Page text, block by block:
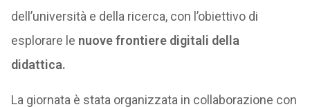
dell’università e della ricerca, con l’obiettivo di
esplorare le nuove frontiere digitali della
didattica.
La giornata è stata organizzata in collaborazione con